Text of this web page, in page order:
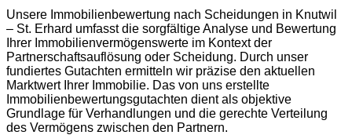
Unsere Immobilienbewertung nach Scheidungen in Knutwil
– St. Erhard umfasst die sorgfältige Analyse und Bewertung
Ihrer Immobilienvermögenswerte im Kontext der
Partnerschaftsauflösung oder Scheidung. Durch unser
fundiertes Gutachten ermitteln wir präzise den aktuellen
Marktwert Ihrer Immobilie. Das von uns erstellte
Immobilienbewertungsgutachten dient als objektive
Grundlage für Verhandlungen und die gerechte Verteilung
des Vermögens zwischen den Partnern.